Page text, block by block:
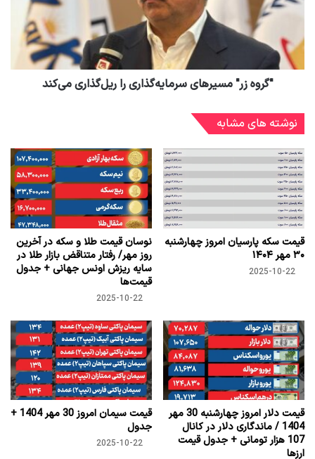
"گروه زر" مسیرهای سرمایه‌گذاری را ریل‌گذاری می‌کند
نوشته های مشابه
قیمت سکه پارسیان امروز چهارشنبه
۳۰ مهر ۱۴۰۴
2025-10-22
نوسان قیمت طلا و سکه در آخرین
روز مهر/ رفتار متناقض بازار طلا در
سایه ریزش اونس جهانی + جدول
قیمت‌ها
2025-10-22
قیمت دلار امروز چهارشنبه 30 مهر
1404 / ماندگاری دلار در کانال
107 هزار تومانی + جدول قیمت
ارزها
قیمت سیمان امروز 30 مهر 1404 +
جدول
2025-10-22